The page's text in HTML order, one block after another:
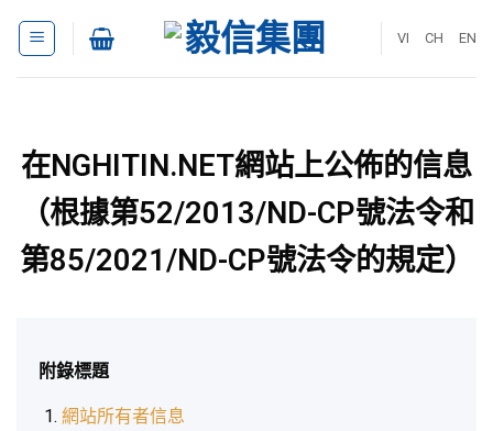
VI CH EN
在NGHITIN.NET網站上公佈的信息
（根據第52/2013/ND-CP號法令和
第85/2021/ND-CP號法令的規定）
附錄標題
網站所有者信息